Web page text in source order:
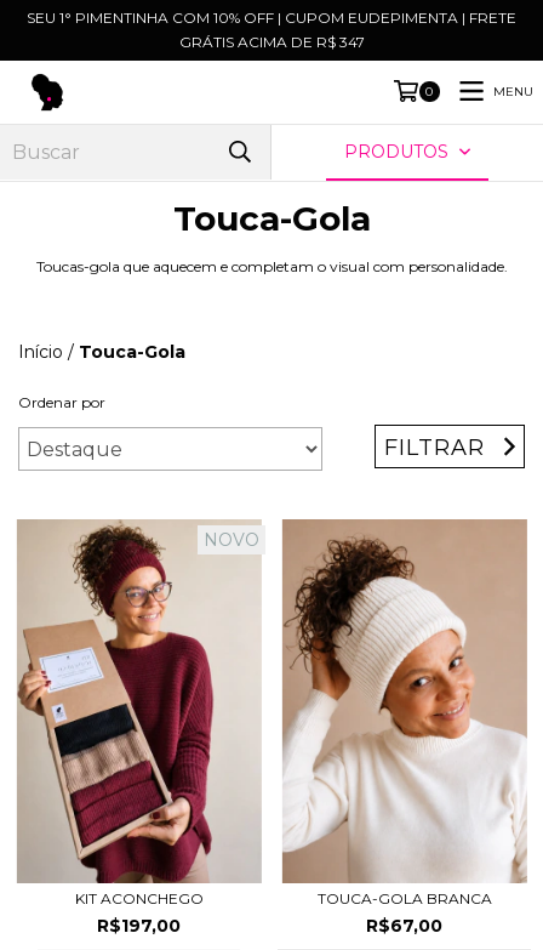
SEU 1° PIMENTINHA COM 10% OFF | CUPOM EUDEPIMENTA | FRETE
GRÁTIS ACIMA DE R$ 347
0 MENU
PRODUTOS
Touca-Gola
Toucas-gola que aquecem e completam o visual com personalidade.
Início / Touca-Gola
Ordenar por
FILTRAR
NOVO
KIT ACONCHEGO
R$197,00
TOUCA-GOLA BRANCA
R$67,00